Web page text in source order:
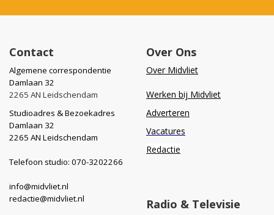
Contact
Algemene correspondentie
Damlaan 32
2265 AN Leidschendam
Studioadres & Bezoekadres
Damlaan 32
2265 AN Leidschendam
Telefoon studio: 070-3202266
info@midvliet.nl
redactie@midvliet.nl
Over Ons
Over Midvliet
Werken bij Midvliet
Adverteren
Vacatures
Redactie
Radio & Televisie